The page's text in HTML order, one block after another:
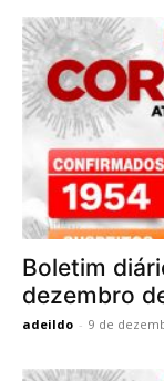
Boletim
dezembro
adeildo - 9 de